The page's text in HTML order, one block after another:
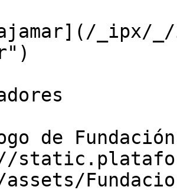
_ipx/_/
de Fundación